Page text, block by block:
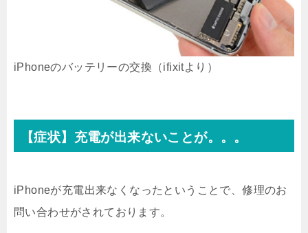
iPhoneのバッテリーの交換（ifixitより）
【症状】充電が出来ないことが。。。
iPhoneが充電出来なくなったということで、修理のお
問い合わせがされております。